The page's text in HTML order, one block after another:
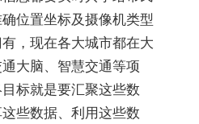
位置坐标及摄像机类型
，现在各大城市都在大
大脑、智慧交通等项
标就是要汇聚这些数
些数据、利用这些数